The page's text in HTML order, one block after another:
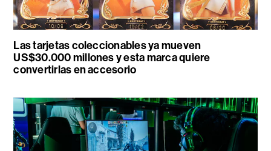
Las tarjetas coleccionables ya mueven
US$30.000 millones y esta marca quiere
convertirlas en accesorio